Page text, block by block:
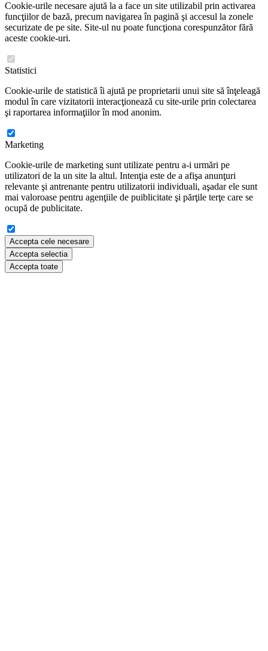
Cookie-urile necesare ajută la a face un site utilizabil prin activarea
funcţiilor de bază, precum navigarea în pagină şi accesul la zonele
securizate de pe site. Site-ul nu poate funcţiona corespunzător fără
aceste cookie-uri.
Statistici
Cookie-urile de statistică îi ajută pe proprietarii unui site să înţeleagă
modul în care vizitatorii interacţionează cu site-urile prin colectarea
şi raportarea informaţiilor în mod anonim.
Marketing
Cookie-urile de marketing sunt utilizate pentru a-i urmări pe
utilizatori de la un site la altul. Intenţia este de a afişa anunţuri
relevante şi antrenante pentru utilizatorii individuali, aşadar ele sunt
mai valoroase pentru agenţiile de puiblicitate şi părţile terţe care se
ocupă de publicitate.
Accepta cele necesare
Accepta selectia
Accepta toate